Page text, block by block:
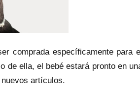
comprada específicamente para
de ella, el bebé estará pronto en
artículos.